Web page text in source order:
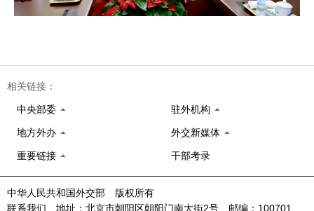
相关链接：
中央部委 驻外机构
地方外办 外交新媒体
重要链接 干部考录
中华人民共和国外交部 版权所有
联系我们 地址：北京市朝阳区朝阳门南大街2号 邮编：100701